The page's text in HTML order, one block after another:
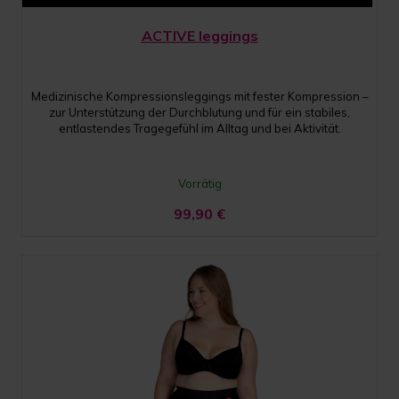
ACTIVE leggings
Medizinische Kompressionsleggings mit fester Kompression –
zur Unterstützung der Durchblutung und für ein stabiles,
entlastendes Tragegefühl im Alltag und bei Aktivität.
Vorrätig
99,90 €